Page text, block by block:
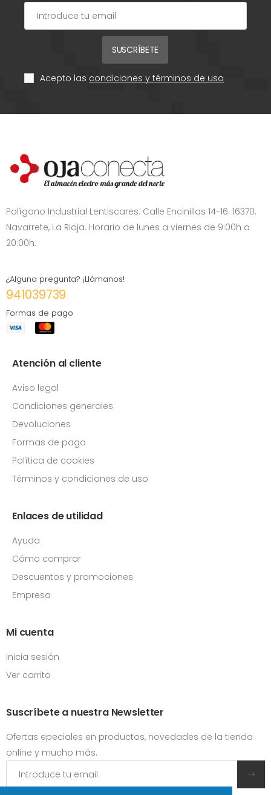
SUSCRÍBETE
Acepto las condiciones y términos de uso
Polígono Industrial Lentiscares. Calle Encinillas 14-16. 16370.
Navarrete, La Rioja. Horario de lunes a viernes de 9:00h a
20:00h.
¿Alguna pregunta? ¡Llámanos!
941039739
Formas de pago
Atención al cliente
Aviso legal
Condiciones generales
Devoluciones
Formas de pago
Política de cookies
Términos y condiciones de uso
Enlaces de utilidad
Ayuda
Cómo comprar
Descuentos y promociones
Empresa
Mi cuenta
Inicia sesión
Ver carrito
Suscríbete a nuestra Newsletter
Ofertas epeciales en productos, novedades de la tienda
online y mucho más.